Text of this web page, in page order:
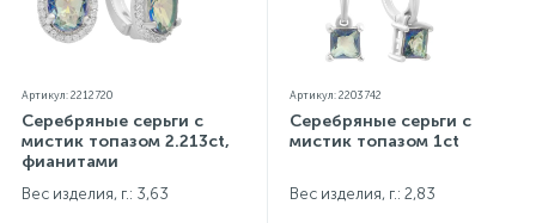
Артикул: 2212720
Серебряные серьги с
мистик топазом 2.213ct,
фианитами
Вес изделия, г.: 3,63
Артикул: 2203742
Серебряные серьги с
мистик топазом 1ct
Вес изделия, г.: 2,83